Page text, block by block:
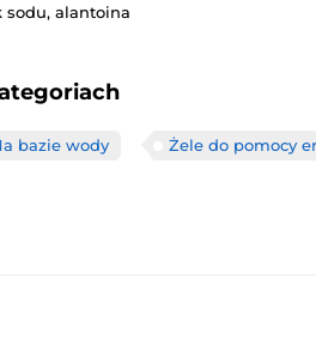
sodu, alantoina
bazie wody Żele do pomocy